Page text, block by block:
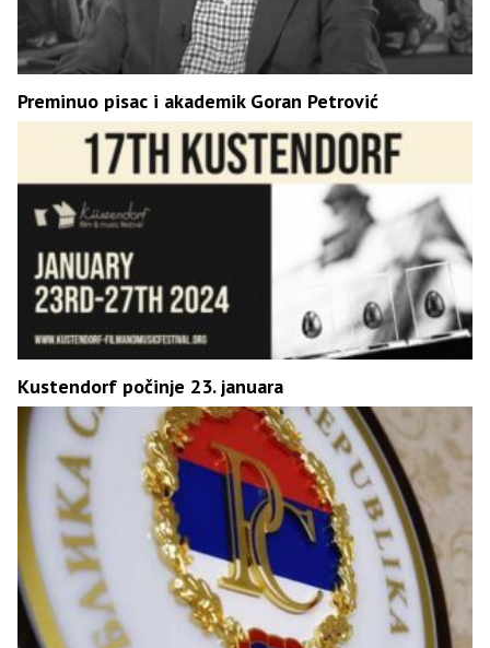
Preminuo pisac i akademik Goran Petrović
Kustendorf počinje 23. januara